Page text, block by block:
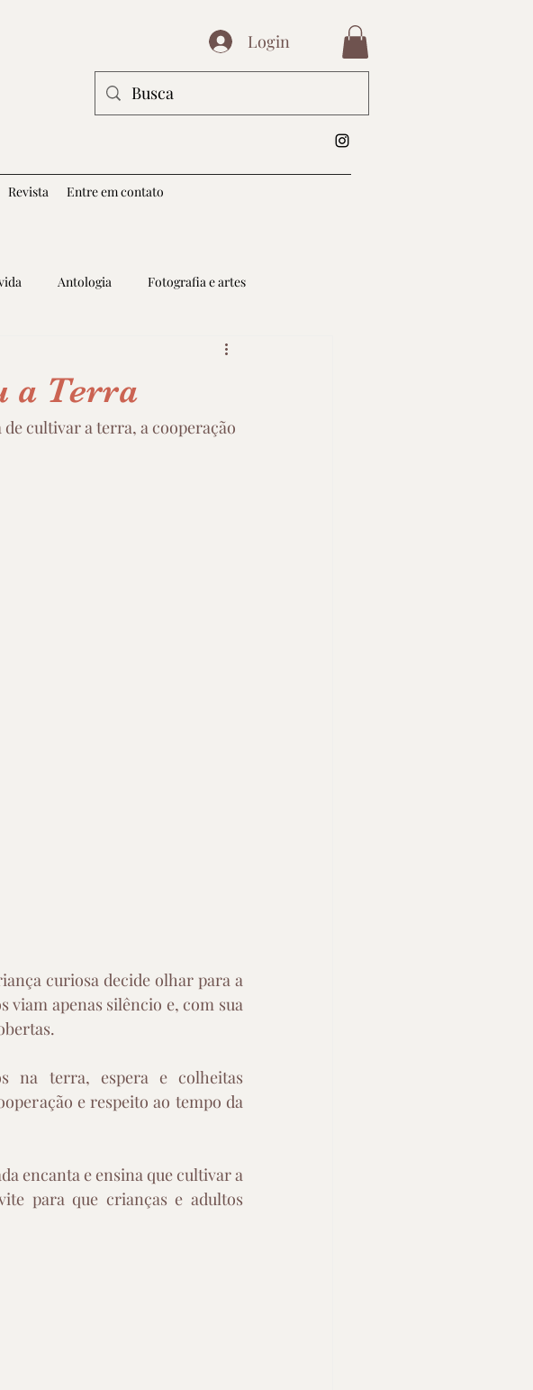
Revista Entre em contato
Login
Antologia Fotografia e artes
a Terra
cultivar a terra, a cooperação
curiosa decide olhar para a
apenas silêncio e, com sua
na terra, espera e colheitas
e respeito ao tempo da
encanta e ensina que cultivar a
para que crianças e adultos